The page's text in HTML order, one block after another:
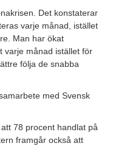
Det konstaterar
varje månad, istället
Man har ökat
varje månad istället för
följa de snabba
med Svensk
78 procent handlat på
framgår också att